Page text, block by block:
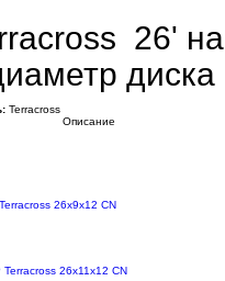
26' на
диска
Terracross
Описание